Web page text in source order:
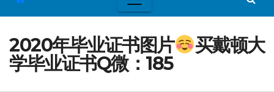
2020年毕业证书图片
买戴顿大
学毕业证书Q微：185